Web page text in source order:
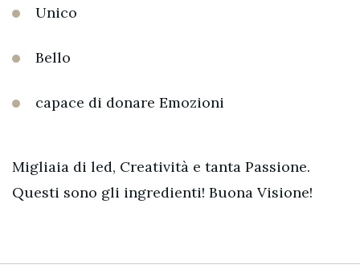
Unico
Bello
capace di donare Emozioni
Migliaia di led, Creatività e tanta Passione.
Questi sono gli ingredienti! Buona Visione!